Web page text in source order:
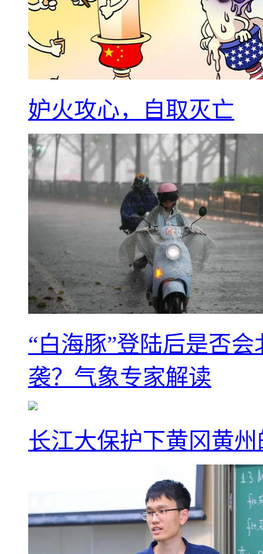
妒火攻心，自取灭亡
“白海豚”登陆后是否
袭？气象专家解读
长江大保护下黄冈黄